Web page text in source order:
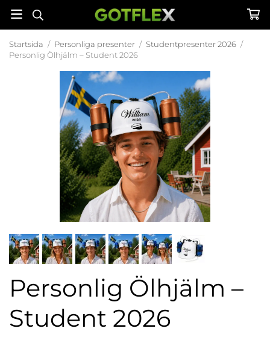
Startsida / Personliga presenter / Studentpresenter 2026 /
Personlig Ölhjälm – Student 2026
Personlig Ölhjälm –
Student 2026